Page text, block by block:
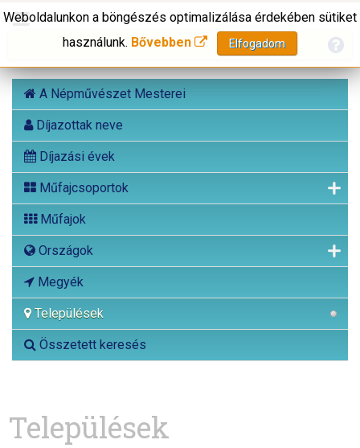
A Népművészet Mesterei
Díjazottak neve
Díjazási évek
Műfajcsoportok
Műfajok
Országok
Megyék
Települések
Összetett keresés
Weboldalunkon a böngészés optimalizálása érdekében sütiket
használunk. Bővebben Elfogadom
Települések